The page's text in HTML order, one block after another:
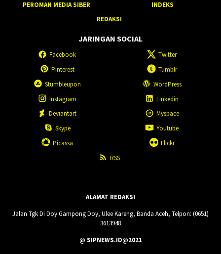
PEROMAN MEDIA SIBER
INDEKS
REDAKSI
JARINGAN SOCIAL
Facebook
Twitter
Pinterest
Tumblr
Stumbleupon
WordPress
Instagram
Linkedin
Deviantart
Myspace
Skype
Youtube
Picassa
Flickr
RSS
ALAMAT REDAKSI
Jalan Tgk Di Doy Gampong Doy, Ulee Kareng, Banda Aceh, Telpon: (0651)
3613948
@ SIPNEWS.ID@2021